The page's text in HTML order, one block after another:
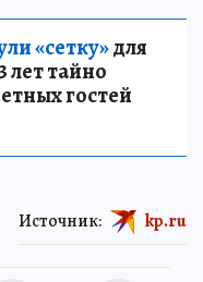
«сетку»для
лет тайно
гостей
Источник: kp.ru